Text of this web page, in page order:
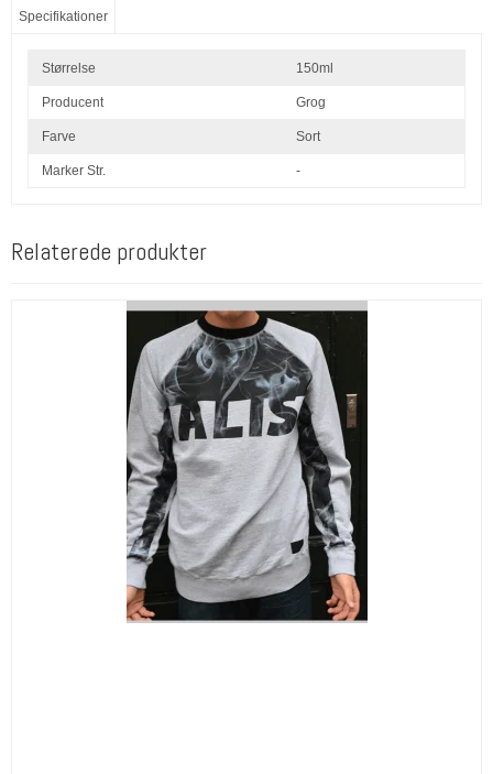
Specifikationer
Størrelse 150ml
Producent Grog
Farve Sort
Marker Str. -
Relaterede produkter